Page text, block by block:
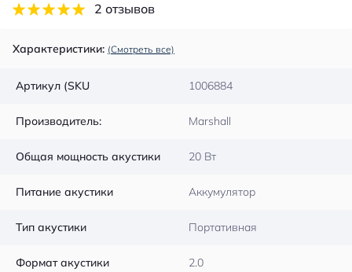
2 отзывов
Характеристики: (Смотреть все)
Артикул (SKU 1006884
Производитель: Marshall
Общая мощность акустики 20 Вт
Питание акустики Аккумулятор
Тип акустики Портативная
Формат акустики 2.0